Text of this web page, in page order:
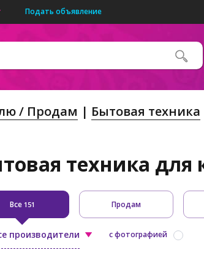
Подать объявление
/ Продам Бытовая техника
техника для
Все 151 Продам
производители с фотографией